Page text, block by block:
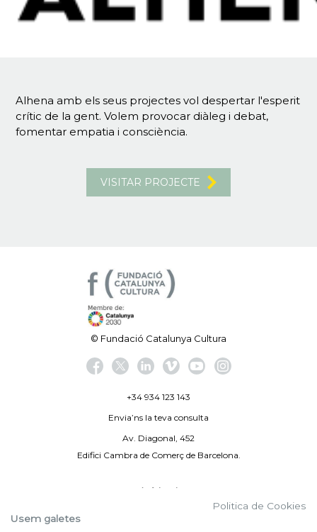
Alhena amb els seus projectes vol despertar l'esperit
crític de la gent. Volem provocar diàleg i debat,
fomentar empatia i consciència.
VISITAR PROJECTE
© Fundació Catalunya Cultura
+34 934 123 143
Envia’ns la teva consulta
Av. Diagonal, 452
Edifici Cambra de Comerç de Barcelona.
Avís legal
Politica de Cookies
Usem galetes